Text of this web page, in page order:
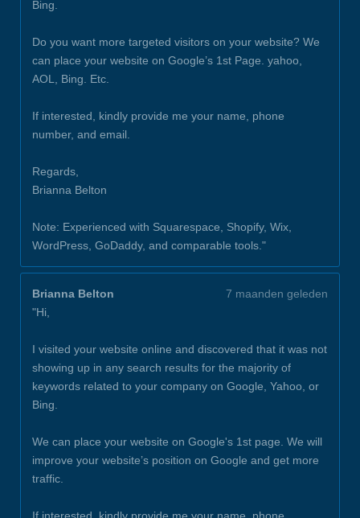
Bing.
Do you want more targeted visitors on your website? We
can place your website on Google’s 1st Page. yahoo,
AOL, Bing. Etc.
If interested, kindly provide me your name, phone
number, and email.
Regards,
Brianna Belton
Note: Experienced with Squarespace, Shopify, Wix,
WordPress, GoDaddy, and comparable tools."
Brianna Belton
7 maanden geleden
"Hi,
I visited your website online and discovered that it was not
showing up in any search results for the majority of
keywords related to your company on Google, Yahoo, or
Bing.
We can place your website on Google's 1st page. We will
improve your website’s position on Google and get more
traffic.